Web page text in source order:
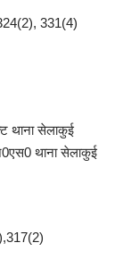
331(4)
थाना सेलाकुई
थाना सेलाकुई